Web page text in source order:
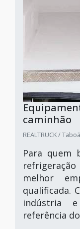
caminhão
REALTRUCK /
Para quem
melhor
qualificada.
indústria
referência